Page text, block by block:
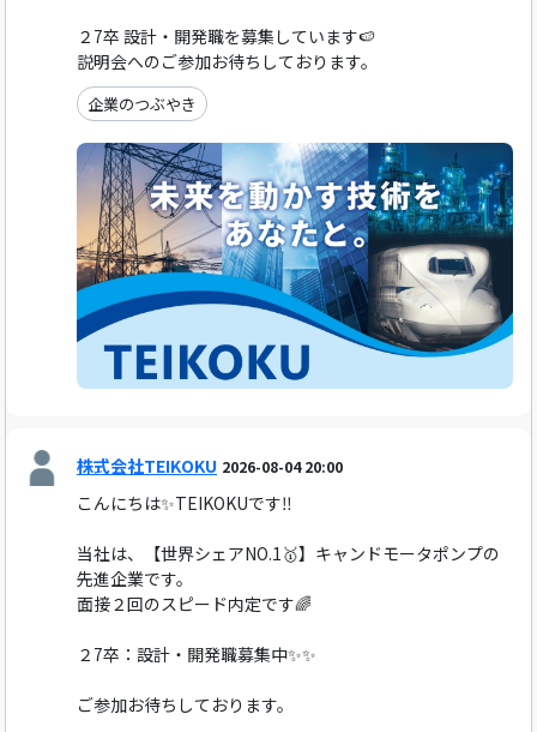
２7卒 設計・開発職を募集しています🍉
説明会へのご参加お待ちしております。
企業のつぶやき
株式会社TEIKOKU 2026-08-04 20:00
こんにちは✨TEIKOKUです‼️
当社は、【世界シェアNO.1🥇】キャンドモータポンプの
先進企業です。
面接２回のスピード内定です🌈
２7卒：設計・開発職募集中✨✨
ご参加お待ちしております。